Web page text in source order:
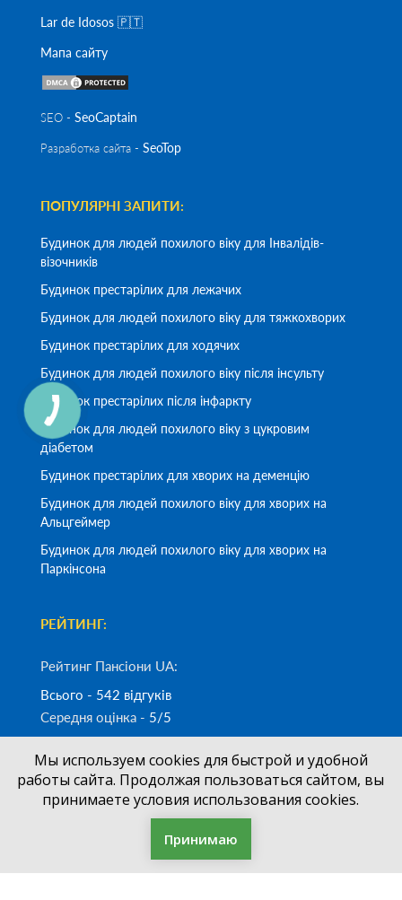
Lar de Idosos 🇵🇹
Мапа сайту
SEO - SeoСaptain
Разработка сайта - SeoTop
ПОПУЛЯРНІ ЗАПИТИ:
Будинок для людей похилого віку для Інвалідів-
візочників
Будинок престарілих для лежачих
Будинок для людей похилого віку для тяжкохворих
Будинок престарілих для ходячих
Будинок для людей похилого віку після інсульту
Будинок престарілих після інфаркту
Будинок для людей похилого віку з цукровим
діабетом
Будинок престарілих для хворих на деменцію
Будинок для людей похилого віку для хворих на
Альцгеймер
Будинок для людей похилого віку для хворих на
Паркінсона
РЕЙТИНГ:
Рейтинг Пансіони UA:
Всього - 542 відгуків
Середня оцінка - 5/5
Замовити дзвінок
700-33-83
Мы используем cookies для быстрой и удобной
работы сайта. Продолжая пользоваться сайтом, вы
принимаете условия использования cookies.
Принимаю